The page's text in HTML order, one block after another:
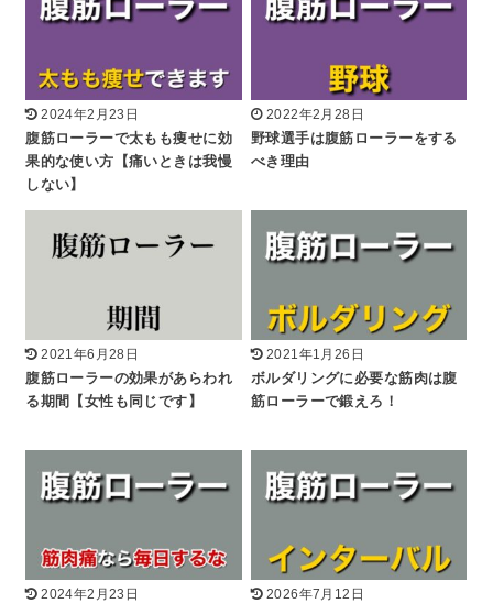
2024年2月23日
腹筋ローラーで太もも痩せに効
果的な使い方【痛いときは我慢
しない】
2022年2月28日
野球選手は腹筋ローラーをする
べき理由
2021年6月28日
腹筋ローラーの効果があらわれ
る期間【女性も同じです】
2021年1月26日
ボルダリングに必要な筋肉は腹
筋ローラーで鍛えろ！
2024年2月23日 2026年7月12日